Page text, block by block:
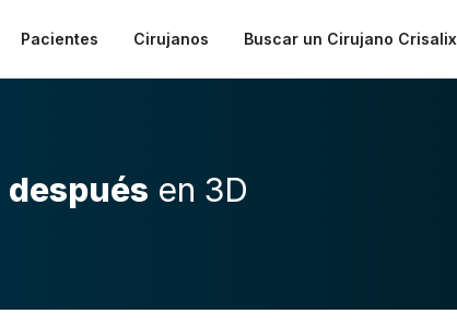
Pacientes Cirujanos Buscar un Cirujano Crisalix
después en 3D